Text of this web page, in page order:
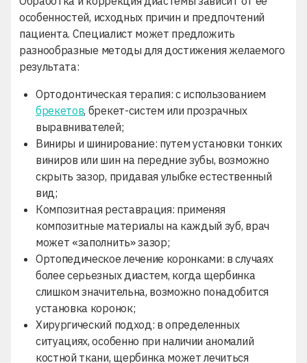
особенностей, исходных причин и предпочтений
пациента. Специалист может предложить
разнообразные методы для достижения желаемого
результата:
Ортодонтическая терапия: с использованием
брекетов, брекет-систем или прозрачных
выравнивателей;
Виниры и шинирование: путем установки тонких
виниров или шин на передние зубы, возможно
скрыть зазор, придавая улыбкеестественный
вид;
Композитная реставрация: применяя
композитные материалы на каждый зуб, врач
может «заполнить» зазор;
Ортопедическое лечение коронками: в случаях
более серьезных диастем, когда щербинка
слишком значительна, возможно понадобится
установка коронок;
Хирургический подход: в определенных
ситуациях, особенно при наличии аномалий
костной ткани, щербинка может лечиться